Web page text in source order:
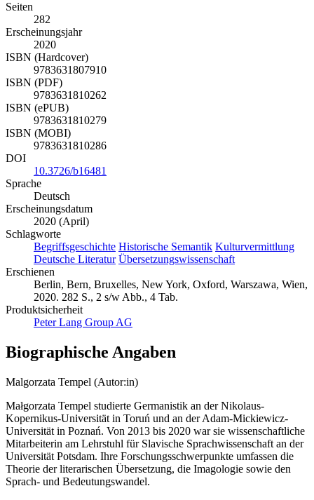
Seiten
282
Erscheinungsjahr
2020
ISBN (Hardcover)
9783631807910
ISBN (PDF)
9783631810262
ISBN (ePUB)
9783631810279
ISBN (MOBI)
9783631810286
DOI
10.3726/b16481
Sprache
Deutsch
Erscheinungsdatum
2020 (April)
Schlagworte
Begriffsgeschichte Historische Semantik Kulturvermittlung
Deutsche Literatur Übersetzungswissenschaft
Erschienen
Berlin, Bern, Bruxelles, New York, Oxford, Warszawa, Wien,
2020. 282 S., 2 s/w Abb., 4 Tab.
Produktsicherheit
Peter Lang Group AG
Biographische Angaben
Malgorzata Tempel (Autor:in)
Małgorzata Tempel studierte Germanistik an der Nikolaus-
Kopernikus-Universität in Toruń und an der Adam-Mickiewicz-
Universität in Poznań. Von 2013 bis 2020 war sie wissenschaftliche
Mitarbeiterin am Lehrstuhl für Slavische Sprachwissenschaft an der
Universität Potsdam. Ihre Forschungsschwerpunkte umfassen die
Theorie der literarischen Übersetzung, die Imagologie sowie den
Sprach- und Bedeutungswandel.